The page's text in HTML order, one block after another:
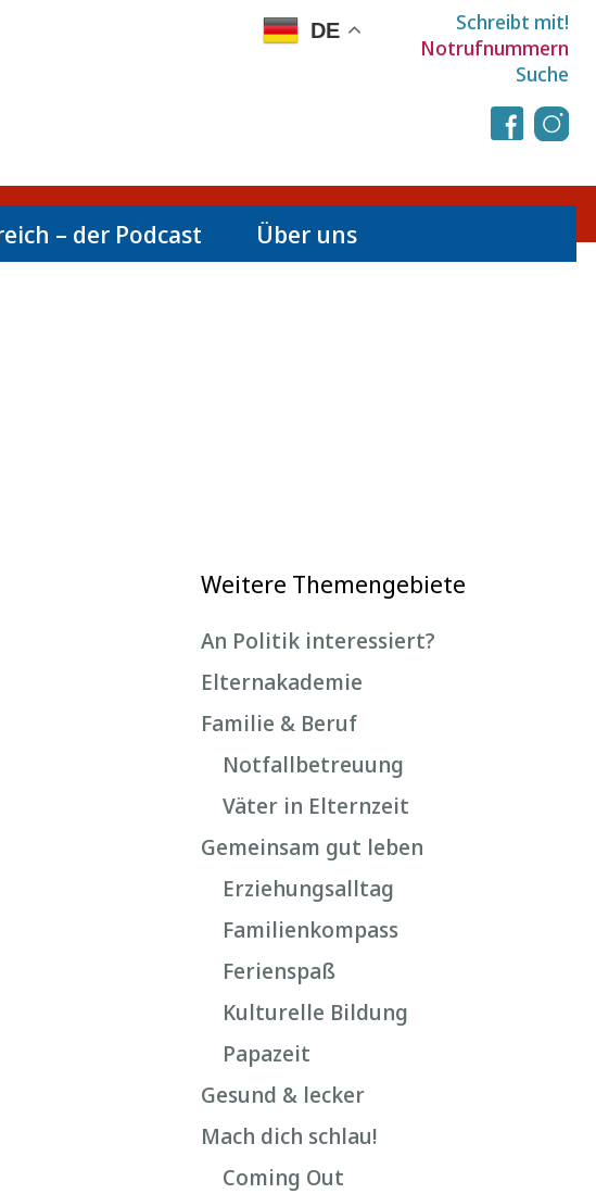
DE
Schreibt mit!
Notrufnummern
Suche
– der Podcast Über uns
Weitere Themengebiete
An Politik interessiert?
Elternakademie
Familie & Beruf
Notfallbetreuung
Väter in Elternzeit
Gemeinsam gut leben
Erziehungsalltag
Familienkompass
Ferienspaß
Kulturelle Bildung
Papazeit
Gesund & lecker
Mach dich schlau!
Coming Out